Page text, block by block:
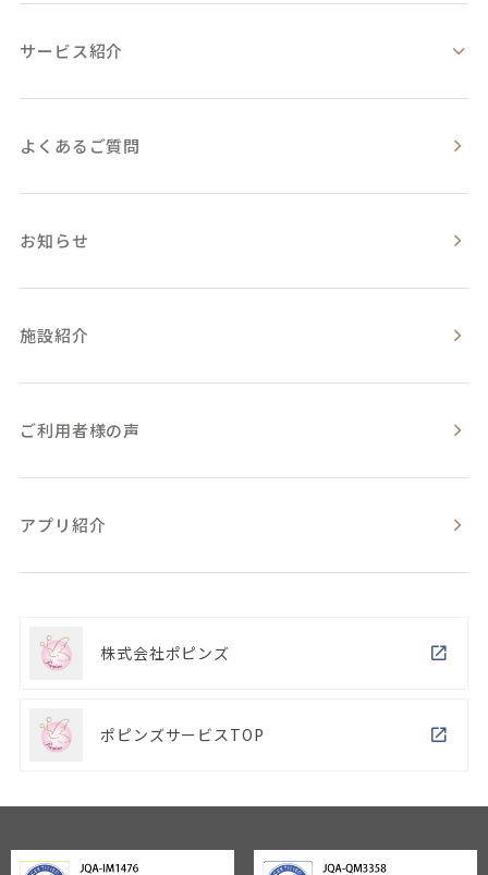
サービス紹介
よくあるご質問
お知らせ
施設紹介
ご利用者様の声
アプリ紹介
株式会社ポピンズ
ポピンズサービスTOP